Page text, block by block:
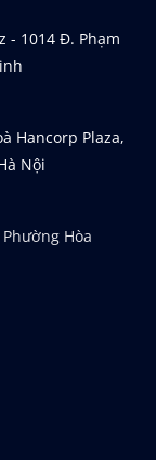
- 1014 Đ. Phạm
Hancorp Plaza,
Nội
Hòa